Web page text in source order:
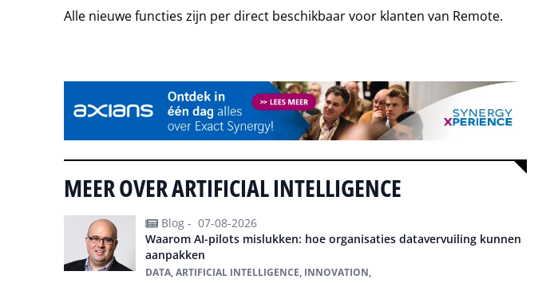
Alle nieuwe functies zijn per direct beschikbaar voor klanten van Remote.
MEER OVER ARTIFICIAL INTELLIGENCE
Blog - 07-08-2026
Waarom AI-pilots mislukken: hoe organisaties datavervuiling kunnen
aanpakken
DATA, ARTIFICIAL INTELLIGENCE, INNOVATION,